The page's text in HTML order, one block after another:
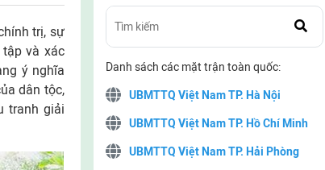
trị, sự
và xác
ý nghĩa
dân tộc,
tranh giải
Danh sách các mặt trận toàn quốc:
UBMTTQ Việt Nam TP. Hà Nội
UBMTTQ Việt Nam TP. Hồ Chí Minh
UBMTTQ Việt Nam TP. Hải Phòng